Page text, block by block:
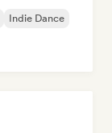
Indie Dance